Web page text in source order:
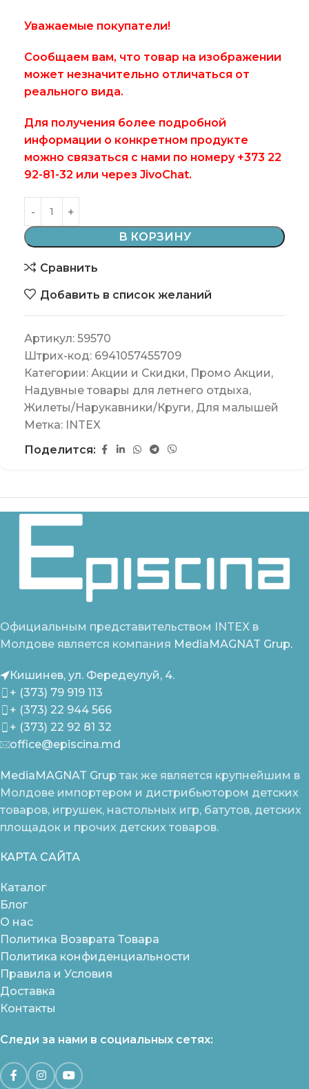
Уважаемые покупатели!
Сообщаем вам, что товар на изображении
может незначительно отличаться от
реального вида.
Для получения более подробной
информации о конкретном продукте
можно связаться с нами по номеру +373 22
92-81-32 или через JivoChat.
В КОРЗИНУ
Сравнить
Добавить в список желаний
Артикул: 59570
Штрих-код: 6941057455709
Категории: Акции и Скидки, Промо Акции,
Надувные товары для летнего отдыха,
Жилеты/Нарукавники/Круги, Для малышей
Метка:
INTEX
Поделится:
Официальным представительством INTEX в
Молдове является компания MediaMAGNAT Grup.
Кишинев, ул. Фередеулуй, 4.
+ (373) 79 919 113
+ (373) 22 944 566
+ (373) 22 92 81 32
office@episcina.md
MediaMAGNAT Grup так же является крупнейшим в
Молдове импортером и дистрибьютором детских
товаров, игрушек, настольных игр, батутов, детских
площадок и прочих детских товаров.
КАРТА САЙТА
Каталог
Блог
О нас
Политика Возврата Товара
Политика конфиденциальности
Правила и Условия
Доставка
Контакты
Следи за нами в социальных сетях: